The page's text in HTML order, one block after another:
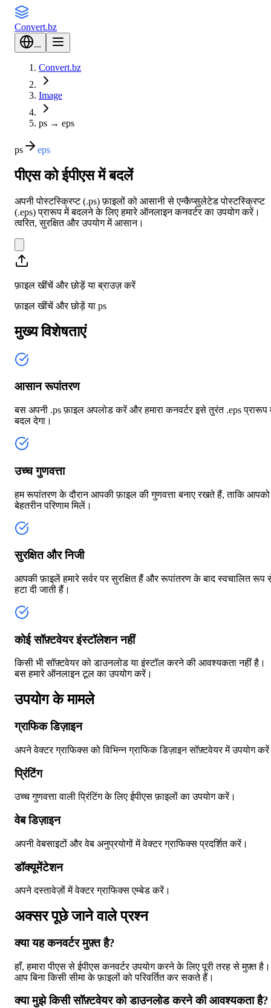
Convert.bz
---
Convert.bz
Image
ps → eps
ps eps
पीएस को ईपीएस में बदलें
अपनी पोस्टस्क्रिप्ट (.ps) फ़ाइलों को आसानी से एन्कैप्सुलेटेड पोस्टस्क्रिप्ट
(.eps) प्रारूप में बदलने के लिए हमारे ऑनलाइन कनवर्टर का उपयोग करें।
त्वरित, सुरक्षित और उपयोग में आसान।
फ़ाइल खींचें और छोड़ें या ब्राउज़ करें
फ़ाइल खींचें और छोड़ें या ps
मुख्य विशेषताएं
आसान रूपांतरण
बस अपनी .ps फ़ाइल अपलोड करें और हमारा कनवर्टर इसे तुरंत .eps प्रारूप
बदल देगा।
उच्च गुणवत्ता
हम रूपांतरण के दौरान आपकी फ़ाइल की गुणवत्ता बनाए रखते हैं, ताकि आपको
बेहतरीन परिणाम मिलें।
सुरक्षित और निजी
आपकी फ़ाइलें हमारे सर्वर पर सुरक्षित हैं और रूपांतरण के बाद स्वचालित रूप
हटा दी जाती हैं।
कोई सॉफ़्टवेयर इंस्टॉलेशन नहीं
किसी भी सॉफ़्टवेयर को डाउनलोड या इंस्टॉल करने की आवश्यकता नहीं है।
बस हमारे ऑनलाइन टूल का उपयोग करें।
उपयोग के मामले
ग्राफिक डिज़ाइन
अपने वेक्टर ग्राफिक्स को विभिन्न ग्राफिक डिज़ाइन सॉफ़्टवेयर में उपयोग
प्रिंटिंग
उच्च गुणवत्ता वाली प्रिंटिंग के लिए ईपीएस फ़ाइलों का उपयोग करें।
वेब डिज़ाइन
अपनी वेबसाइटों और वेब अनुप्रयोगों में वेक्टर ग्राफिक्स प्रदर्शित करें।
डॉक्यूमेंटेशन
अपने दस्तावेज़ों में वेक्टर ग्राफिक्स एम्बेड करें।
अक्सर पूछे जाने वाले प्रश्न
क्या यह कनवर्टर मुफ़्त है?
हाँ, हमारा पीएस से ईपीएस कनवर्टर उपयोग करने के लिए पूरी तरह से मुफ़्त है।
आप बिना किसी सीमा के फ़ाइलों को परिवर्तित कर सकते हैं।
क्या मुझे किसी सॉफ़्टवेयर को डाउनलोड करने की आवश्यकता है?